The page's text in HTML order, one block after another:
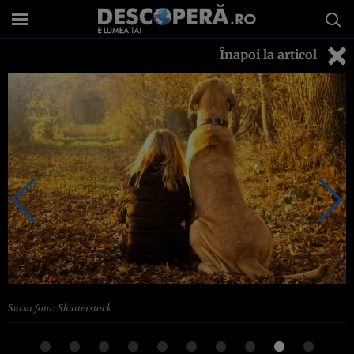
Înapoi la articol
Sursa foto: Shutterstock